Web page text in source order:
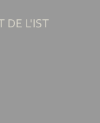
DE L'IST